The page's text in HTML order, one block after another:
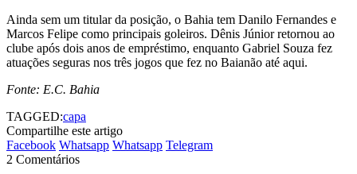
Ainda sem um titular da posição, o Bahia tem Danilo Fernandes e
Marcos Felipe como principais goleiros. Dênis Júnior retornou ao
clube após dois anos de empréstimo, enquanto Gabriel Souza fez
atuações seguras nos três jogos que fez no Baianão até aqui.
Fonte: E.C. Bahia
TAGGED:capa
Compartilhe este artigo
Facebook Whatsapp Whatsapp Telegram
2 Comentários